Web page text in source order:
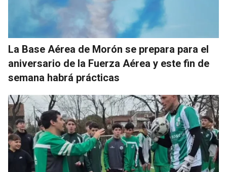
La Base Aérea de Morón se prepara para el
aniversario de la Fuerza Aérea y este fin de
semana habrá prácticas